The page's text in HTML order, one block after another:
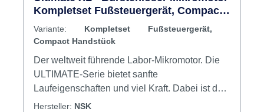
Kompletset Fußsteuergerät, Compact
Handstück
Variante: Kompletset Fußsteuergerät,
Compact Handstück
Der weltweit führende Labor-Mikromotor. Die
ULTIMATE-Serie bietet sanfte
Laufeigenschaften und viel Kraft. Dabei ist das
180° - Vektor-Kontrollsystem Garant für eine
Hersteller: NSK